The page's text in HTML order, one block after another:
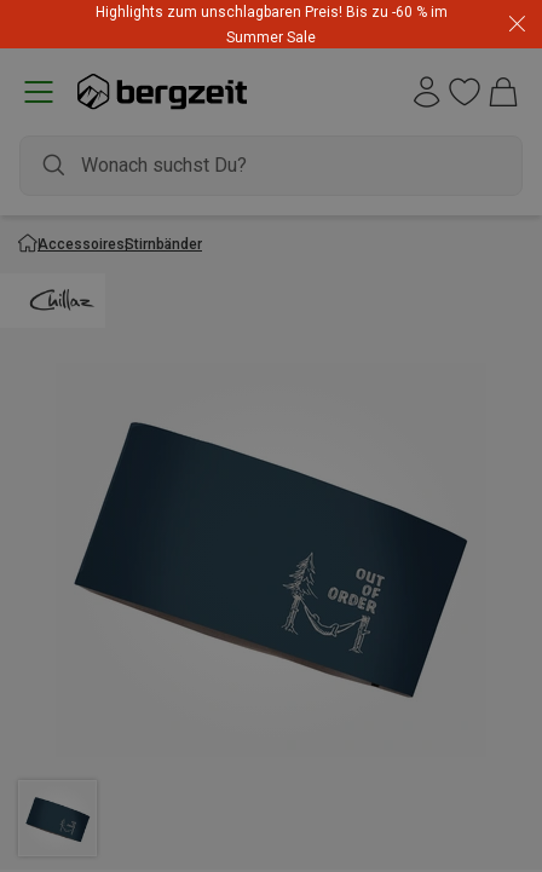
Highlights zum unschlagbaren Preis! Bis zu -60 % im
Summer Sale
AccessoiresStirnbänder